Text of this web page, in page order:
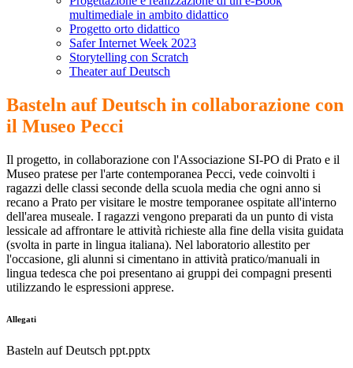
multimediale in ambito didattico
Progetto orto didattico
Safer Internet Week 2023
Storytelling con Scratch
Theater auf Deutsch
Basteln auf Deutsch in collaborazione con
il Museo Pecci
Il progetto, in collaborazione con l'Associazione SI-PO di Prato e il
Museo pratese per l'arte contemporanea Pecci, vede coinvolti i
ragazzi delle classi seconde della scuola media che ogni anno si
recano a Prato per visitare le mostre temporanee ospitate all'interno
dell'area museale. I ragazzi vengono preparati da un punto di vista
lessicale ad affrontare le attività richieste alla fine della visita guidata
(svolta in parte in lingua italiana). Nel laboratorio allestito per
l'occasione, gli alunni si cimentano in attività pratico/manuali in
lingua tedesca che poi presentano ai gruppi dei compagni presenti
utilizzando le espressioni apprese.
Allegati
Basteln auf Deutsch ppt.pptx